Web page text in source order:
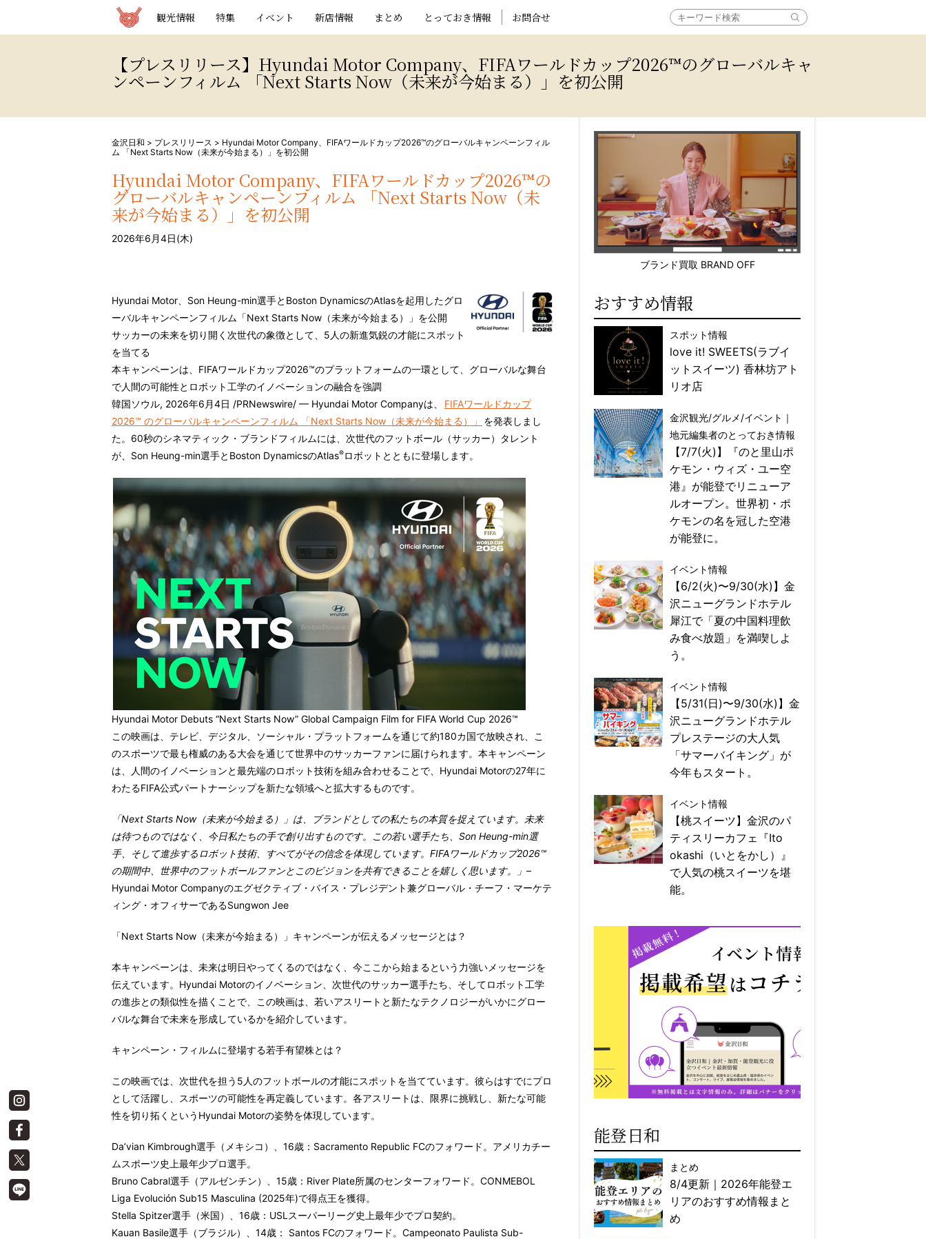
観光情報 特集 イベント 新店情報 まとめ とっておき情報 お問合せ
【プレスリリース】Hyundai Motor Company、FIFAワールドカップ2026™のグローバルキャ
ンペーンフィルム 「Next Starts Now（未来が今始まる）」を初公開
金沢日和 > プレスリリース > Hyundai Motor Company、FIFAワールドカップ2026™のグローバルキャンペーンフィル
ム 「Next Starts Now（未来が今始まる）」を初公開
Hyundai Motor Company、FIFAワールドカップ2026™の
グローバルキャンペーンフィルム 「Next Starts Now（未
来が今始まる）」を初公開
2026年6月4日(木)
Hyundai Motor、Son Heung-min選手とBoston DynamicsのAtlasを起用したグロ
ーバルキャンペーンフィルム「Next Starts Now（未来が今始まる）」を公開
サッカーの未来を切り開く次世代の象徴として、5人の新進気鋭の才能にスポット
を当てる
本キャンペーンは、FIFAワールドカップ2026™のプラットフォームの一環として、グローバルな舞台
で人間の可能性とロボット工学のイノベーションの融合を強調
韓国ソウル, 2026年6月4日 /PRNewswire/ — Hyundai Motor Companyは、
FIFAワールドカップ
2026™ のグローバルキャンペーンフィルム
「Next Starts Now（未来が今始まる）」
を発表しまし
た。60秒のシネマティック・ブランドフィルムには、 次世代のフットボール（サッカー）タレント
が、Son Heung-min選手とBoston DynamicsのAtlas®ロボット とともに登場します。
Hyundai Motor Debuts “Next Starts Now” Global Campaign Film for FIFA World Cup 2026™
この映画は、テレビ、デジタル、ソーシャル・プラットフォームを通じて約180カ国で放映され、こ
のスポーツで最も権威のある大会を通じて世界中のサッカーファンに届けられます。本キャンペーン
は、人間のイノベーションと最先端のロボット技術を組み合わせることで、Hyundai Motorの27年に
わたるFIFA公式パートナーシップを新たな領域へと拡大するものです。
「Next Starts Now（未来が今始まる）」は、ブランドとしての私たちの本質を捉えています。未来
は待つものではなく、今日私たちの手で創り出すものです。この若い選手たち、Son Heung-min選
手、そして進歩するロボット技術、すべてがその信念を体現しています。FIFAワールドカップ2026™
の期間中、世界中のフットボールファンとこのビジョンを共有できることを嬉しく思います。」 –
Hyundai Motor Companyのエグゼクティブ・バイス・プレジデント兼グローバル・チーフ・マーケテ
ィング・オフィサーであるSungwon Jee
「Next Starts Now（未来が今始まる）」キャンペーンが伝えるメッセージとは？
本キャンペーンは、 未来は明日やってくるのではなく、今ここから始まるという力強いメッセージを
伝えています。 Hyundai Motorのイノベーション、次世代のサッカー選手たち、そしてロボット工学
の進歩との類似性を描くことで、この映画は、若いアスリートと新たなテクノロジーがいかにグロー
バルな舞台で未来を形成しているかを紹介しています。
キャンペーン・フィルムに登場する若手有望株とは？
この映画では、 次世代を担う5人のフットボールの才能にスポットを当てています。 彼らはすでにプロ
として活躍し、スポーツの可能性を再定義しています。各アスリートは、限界に挑戦し、新たな可能
性を切り拓くというHyundai Motorの姿勢を体現しています。
Da’vian Kimbrough選手（メキシコ）、16歳 ：Sacramento Republic FCのフォワード。アメリカチー
ムスポーツ史上最年少プロ選手。
Bruno Cabral選手（アルゼンチン）、15歳 ：River Plate所属のセンターフォワード。CONMEBOL
Liga Evolución Sub15 Masculina (2025年)で得点王を獲得。
Stella Spitzer選手（米国）、16歳 ：USLスーパーリーグ史上最年少でプロ契約。
Kauan Basile選手（ブラジル）、14歳 ： Santos FCのフォワード。Campeonato Paulista Sub-
ブランド買取 BRAND OFF
おすすめ情報
スポット情報
love it! SWEETS(ラブイ
ットスイーツ) 香林坊アト
リオ店
金沢観光/グルメ/イベント｜
地元編集者のとっておき情報
【7/7(火)】『のと里山ポ
ケモン・ウィズ・ユー空
港』が能登でリニューア
ルオープン。世界初・ポ
ケモンの名を冠した空港
が能登に。
イベント情報
【6/2(火)〜9/30(水)】金
沢ニューグランドホテル
犀江で「夏の中国料理飲
み食べ放題」を満喫しよ
う。
イベント情報
【5/31(日)〜9/30(水)】金
沢ニューグランドホテル
プレステージの大人気
「サマーバイキング」が
今年もスタート。
イベント情報
【桃スイーツ】金沢のパ
ティスリーカフェ『Ito
okashi（いとをかし）』
で人気の桃スイーツを堪
能。
能登日和
まとめ
8/4更新｜2026年能登エ
リアのおすすめ情報まと
め